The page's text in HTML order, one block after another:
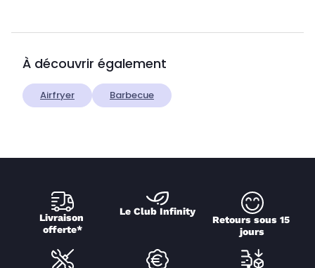
À découvrir également
Airfryer Barbecue
Livraison
offerte*
Le Club Infinity
Retours sous 15
jours